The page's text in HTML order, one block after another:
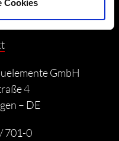
Cookies
GmbH
4
– DE
701-0